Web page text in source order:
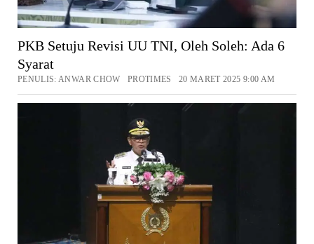
PKB Setuju Revisi UU TNI, Oleh Soleh: Ada 6
Syarat
PENULIS: ANWAR CHOW PROTIMES 20 MARET 2025 9:00 AM